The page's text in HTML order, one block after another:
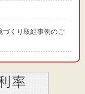
づくり取組事例のご